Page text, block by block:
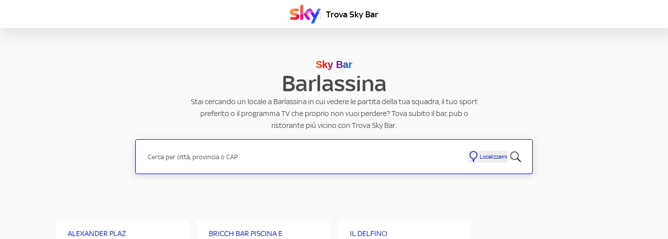
Trova Sky Bar
Sky Bar
Barlassina
Stai cercando un locale a Barlassina in cui vedere le partita della tua squadra, il tuo sport
preferito o il programma TV che proprio non vuoi perdere? Tova subito il bar, pub o
ristorante più vicino con Trova Sky Bar.
Localizzami
ALEXANDER PLAZ
BRICCH BAR PISCINA E
IL DELFINO